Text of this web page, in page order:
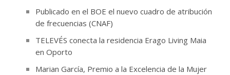
Publicado en el BOE el nuevo cuadro de atribución
de frecuencias (CNAF)
TELEVÉS conecta la residencia Erago Living Maia
en Oporto
Marian García, Premio a la Excelencia de la Mujer